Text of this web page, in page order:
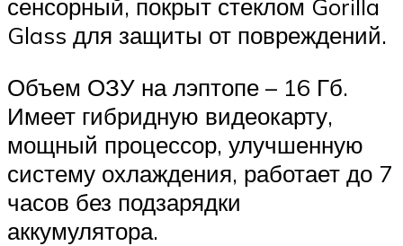
сенсорный, покрыт стеклом Gorilla
Glass для защиты от повреждений.
Объем ОЗУ на лэптопе – 16 Гб.
Имеет гибридную видеокарту,
мощный процессор, улучшенную
систему охлаждения, работает до 7
часов без подзарядки
аккумулятора.